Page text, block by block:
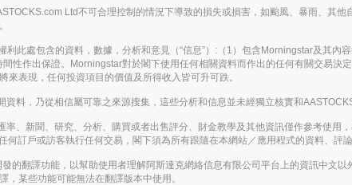
Ltd不可合理控制的情況下導致的損失或損害，如颱風、暴雨、其
此處包含的資料，數據，分析和意見（“信息”）:（1）包含Morningstar及其內
性作出保證。Morningstar對於閣下使用任何相關資料而作出的任何有關交易決
表現，任何投資項目的價值及所得收入皆可升可跌。
料，乃從相信屬可靠之來源搜集，這些分析和信息並未經獨立核實和
、新聞、研究、分析、購買或者出售評分、財金教學及其他資訊僅作參考使用
訂戶或訪客執行任何交易，閣下須為所有跟隨在本網站／應用程式的資料、評
的翻譯功能，以幫助使用者理解阿斯達克網絡信息有限公司平台上的資訊中文
某些功能可能無法在翻譯版本中使用。